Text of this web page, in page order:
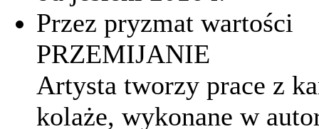
Przez pryzmat wartości
PRZEMIJANIE
Artysta tworzy prace z
kolaże, wykonane w